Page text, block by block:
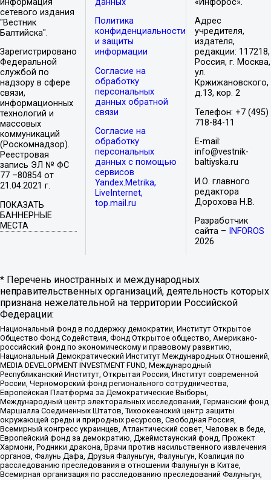
информация
сетевого издания
"Вестник
Балтийска".
Зарегистрировано
Федеральной
службой по
надзору в сфере
связи,
информационных
технологий и
массовых
коммуникаций
(Роскомнадзор).
Реестровая
запись ЭЛ № ФС
77 –80854 от
21.04.2021 г.
ПОКАЗАТЬ
БАННЕРНЫЕ
МЕСТА
данных
Политика
конфиденциальности
и защиты
информации
Согласие на
обработку
персональных
данных обратной
связи
Согласие на
обработку
персональных
данных с помощью
сервисов
Yandex.Metrika,
LiveInternet,
top.mail.ru
«Инфорос».
Адрес
учредителя,
издателя,
редакции: 117218,
Россия, г. Москва,
ул.
Кржижановского,
д.13, кор. 2
Телефон: +7 (495)
718-84-11
E-mail:
info@vestnik-
baltiyska.ru
И.О. главного
редактора
Дорохова Н.В.
Разработчик
сайта –
INFOROS
2026
* Перечень иностранных и международных
неправительственных организаций, деятельность которых
признана нежелательной на территории Российской
Федерации:
Национальный фонд в поддержку демократии, Институт Открытое
Общество Фонд Содействия, Фонд Открытое общество, Американо-
российский фонд по экономическому и правовому развитию,
Национальный Демократический Институт Международных Отношений,
MEDIA DEVELOPMENT INVESTMENT FUND, Международный
Республиканский Институт, Открытая Россия, Институт современной
России, Черноморский фонд регионального сотрудничества,
Европейская Платформа за Демократические Выборы,
Международный центр электоральных исследований, Германский фонд
Маршалла Соединенных Штатов, Тихоокеанский центр защиты
окружающей среды и природных ресурсов, Свободная Россия,
Всемирный конгресс украинцев, Атлантический совет, Человек в беде,
Европейский фонд за демократию, Джеймстаунский фонд, Прожект
Хармони, Родники дракона, Врачи против насильственного извлечения
органов, Фалунь Дафа, Друзья Фалуньгун, Фалуньгун, Коалиция по
расследованию преследования в отношении Фалуньгун в Китае,
Всемирная организация по расследованию преследований Фалуньгун,